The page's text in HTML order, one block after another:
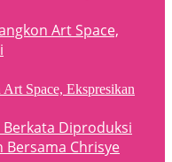
Space, Ekspresikan